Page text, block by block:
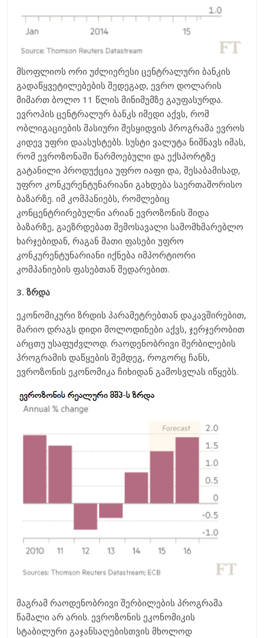
მსოფლიოს ორი უძლიერესი ცენტრალური ბანკის
გადაწყვეტილებების შედეგად, ევრო დოლარის
მიმართ ბოლო 11 წლის მინიმუმზე გაუფასურდა.
ევროპის ცენტრალურ ბანკს იმედი აქვს, რომ
ობლიგაციების მასიური შესყიდვის პროგრამა ევროს
კიდევ უფრი დაასუსტებს. სუსტი ვალუტა ნიშნავს იმას,
რომ ევროზონაში წარმოებული და ექსპორტზე
გატანილი პროდუქცია უფრო იაფი და, შესაბამისად,
უფრო კონკურენტუნარიანი გახდება საერთაშორისო
ბაზარზე. იმ კომპანიებს, რომლებიც
კონცენტრირებულნი არიან ევროზონის შიდა
ბაზარზე, გაეზრდებათ შემოსავალი სამომხმარებლო
ხარჯებიდან, რაგან მათი ფასები უფრო
კონკურენტუნარიანი იქნება იმპორტიორი
კომპანიების ფასებთან შედარებით.
3. ზრდა
ეკონომიკური ზრდის პარამეტრებთან დაკავშირებით,
მარიო დრაგს დიდი მოლოდინები აქვს, ჯერჯერობით
არცთუ უსაფუძვლოდ. რაოდენობრივი შერბილების
პროგრამის დაწყების შემდეგ, როგორც ჩანს,
ევროზონის ეკონომიკა ჩიხიდან გამოსვლას იწყებს.
მაგრამ რაოდენობრივი შერბილების პროგრამა
წამალი არ არის. ევროზონის ეკონომიკის
სტაბილური გაჯანსაღებისთვის მხოლოდ